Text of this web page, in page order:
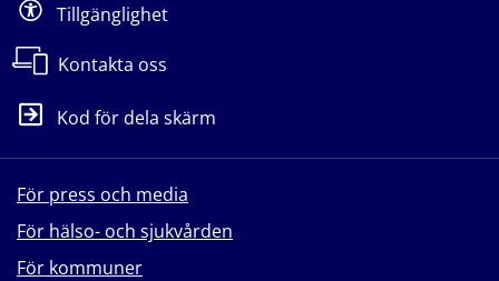
Tillgänglighet
Kontakta oss
Kod för dela skärm
För press och media
För hälso- och sjukvården
För kommuner